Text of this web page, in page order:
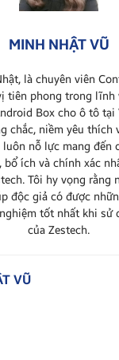
MINH NHẬT VŨ
là chuyên viên
tiên phong trong lĩnh
Box cho ô tô tại
chắc, niềm yêu thích
nỗ lực mang đến
ích và chính xác
Tôi hy vọng rằng
độc giả có được
tốt nhất khi sử
của Zestech.
VŨ